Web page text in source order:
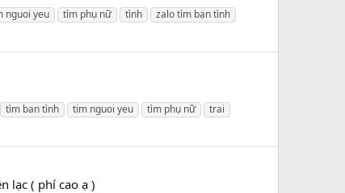
nguoi yeu tìm phụ nữ tình
zalo tìm bạn tình
tìm ban tình tim nguoi yeu tìm phụ nữ
trai
lạc ( phí cao ạ )